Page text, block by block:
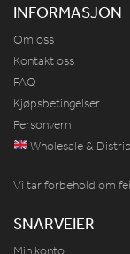
INFORMASJON
Om oss
Kontakt oss
FAQ
Kjøpsbetingelser
Personvern
Wholesale &
Vi tar forbehold om
SNARVEIER
Min konto